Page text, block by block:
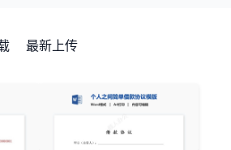
最新上传